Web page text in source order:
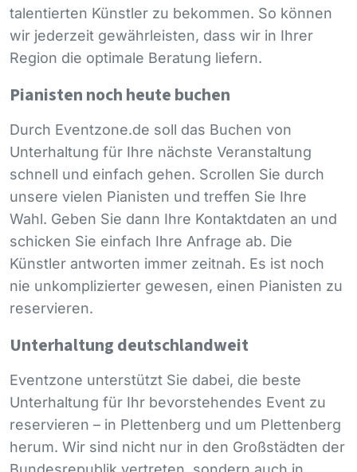
talentierten Künstler zu bekommen. So können
wir jederzeit gewährleisten, dass wir in Ihrer
Region die optimale Beratung liefern.
Pianisten noch heute buchen
Durch Eventzone.de soll das Buchen von
Unterhaltung für Ihre nächste Veranstaltung
schnell und einfach gehen. Scrollen Sie durch
unsere vielen Pianisten und treffen Sie Ihre
Wahl. Geben Sie dann Ihre Kontaktdaten an und
schicken Sie einfach Ihre Anfrage ab. Die
Künstler antworten immer zeitnah. Es ist noch
nie unkomplizierter gewesen, einen Pianisten zu
reservieren.
Unterhaltung deutschlandweit
Eventzone unterstützt Sie dabei, die beste
Unterhaltung für Ihr bevorstehendes Event zu
reservieren – in Plettenberg und um Plettenberg
herum. Wir sind nicht nur in den Großstädten der